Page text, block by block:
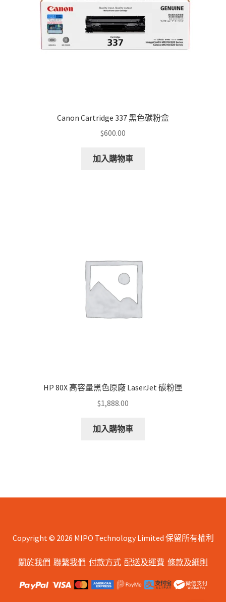
Canon Cartridge 337 黑色碳粉盒
$600.00
加入購物車
HP 80X 高容量黑色原廠 LaserJet 碳粉匣
$1,888.00
加入購物車
Copyright © 2026 MIPO Technology Limited 保留所有權利
關於我們 聯繫我們 付款方式 配送及運費 條款及細則